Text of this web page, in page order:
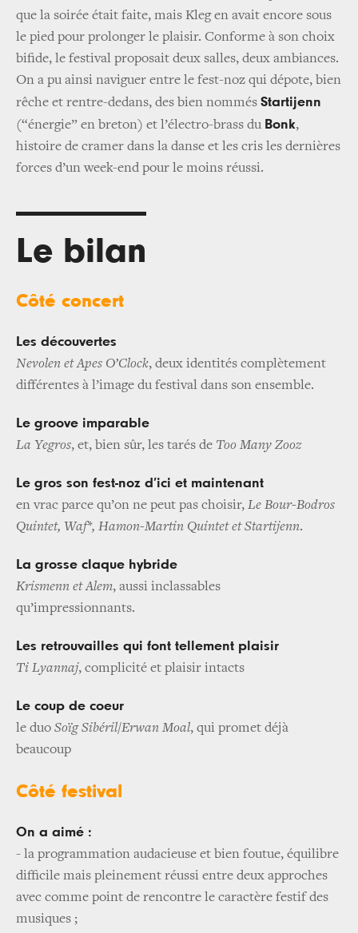
que la soirée était faite, mais Kleg en avait encore sous
le pied pour prolonger le plaisir. Conforme à son choix
bifide, le festival proposait deux salles, deux ambiances.
On a pu ainsi naviguer entre le fest-noz qui dépote, bien
rêche et rentre-dedans, des bien nommés Startijenn
(“énergie” en breton) et l’électro-brass du Bonk,
histoire de cramer dans la danse et les cris les dernières
forces d’un week-end pour le moins réussi.
Le bilan
Côté concert
Les découvertes
Nevolen et Apes O’Clock, deux identités complètement
différentes à l’image du festival dans son ensemble.
Le groove imparable
La Yegros, et, bien sûr, les tarés de Too Many Zooz
Le gros son fest-noz d’ici et maintenant
en vrac parce qu’on ne peut pas choisir, Le Bour-Bodros
Quintet, Waf*, Hamon-Martin Quintet et Startijenn.
La grosse claque hybride
Krismenn et Alem, aussi inclassables
qu’impressionnants.
Les retrouvailles qui font tellement plaisir
Ti Lyannaj, complicité et plaisir intacts
Le coup de coeur
le duo Soïg Sibéril/Erwan Moal, qui promet déjà
beaucoup
Côté festival
On a aimé :
- la programmation audacieuse et bien foutue, équilibre
difficile mais pleinement réussi entre deux approches
avec comme point de rencontre le caractère festif des
musiques ;